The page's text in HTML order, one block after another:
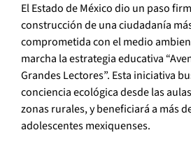
El Estado de México dio un paso
construcción de una ciudadanía
comprometida con el medio
marcha la estrategia educativa
Grandes Lectores”. Esta iniciativa
conciencia ecológica desde las
zonas rurales, y beneficiará a más
adolescentes mexiquenses.